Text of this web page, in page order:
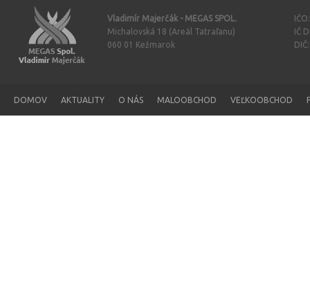
Vladimír Majerčák - MEGAS SPOL.
Michalovská 18 (Areál Tatraľanu)
060 01 Kežmarok
IČ
DOMOV AKTUALITY O NÁS MALOOBCHOD VEĽKOOBCHOD